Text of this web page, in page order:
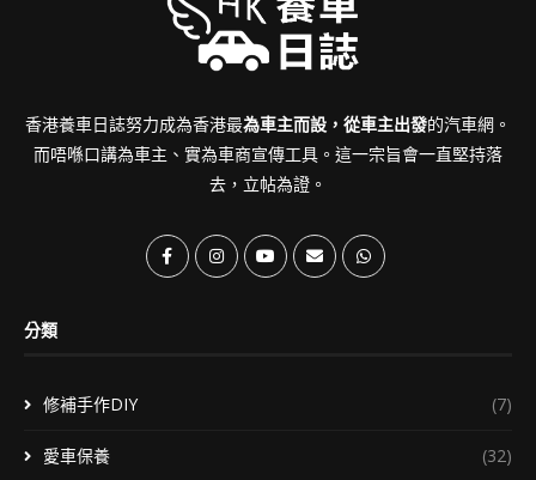
香港養車日誌努力成為香港最為車主而設，從車主出發的汽車網。
而唔喺口講為車主、實為車商宣傳工具。這一宗旨會一直堅持落
去，立帖為證。
分類
修補手作DIY (7)
愛車保養 (32)